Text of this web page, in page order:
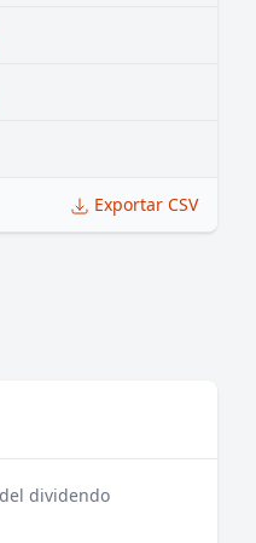
Exportar CSV
dividendo